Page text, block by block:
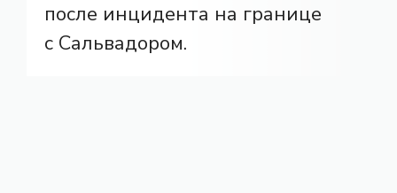
после инцидента на границе
с Сальвадором.